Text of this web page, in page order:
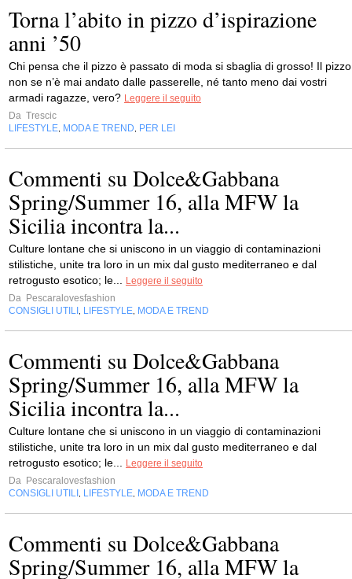
Torna l’abito in pizzo d’ispirazione
anni ’50
Chi pensa che il pizzo è passato di moda si sbaglia di grosso! Il pizzo
non se n’è mai andato dalle passerelle, né tanto meno dai vostri
armadi ragazze, vero? Leggere il seguito
Da Trescic
LIFESTYLE MODA E TREND PER LEI
Commenti su Dolce&Gabbana
Spring/Summer 16, alla MFW la
Sicilia incontra la...
Culture lontane che si uniscono in un viaggio di contaminazioni
stilistiche, unite tra loro in un mix dal gusto mediterraneo e dal
retrogusto esotico; le...
Leggere il seguito
Da Pescaralovesfashion
CONSIGLI UTILI
LIFESTYLE MODA E TREND
Commenti su Dolce&Gabbana
Spring/Summer 16, alla MFW la
Sicilia incontra la...
Culture lontane che si uniscono in un viaggio di contaminazioni
stilistiche, unite tra loro in un mix dal gusto mediterraneo e dal
retrogusto esotico; le...
Leggere il seguito
Da Pescaralovesfashion
CONSIGLI UTILI
LIFESTYLE MODA E TREND
Commenti su Dolce&Gabbana
Spring/Summer 16, alla MFW la